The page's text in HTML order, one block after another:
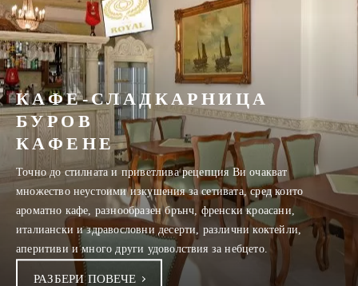
КАФЕ-СЛАДКАРНИЦА
БУРОВ
КАФЕНЕ
Точно до стилната и приветлива рецепция Ви очакват
множество неустоими изкушения за сетивата, сред които
ароматно кафе, разнообразен брънч, френски кроасани,
италиански и здравословни десерти, различни коктейли,
аперитиви и много други удоволствия за небцето.
РАЗБЕРИ ПОВЕЧЕ